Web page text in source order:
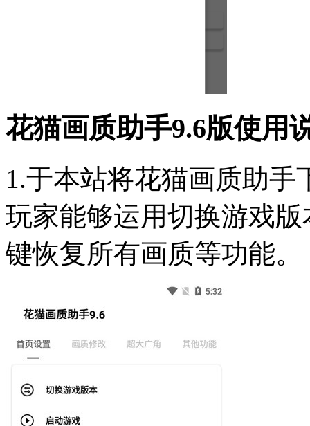
花猫画质助手9.6版使用
1.于本站将花猫画质助
玩家能够运用切换游戏
键恢复所有画质等功能。